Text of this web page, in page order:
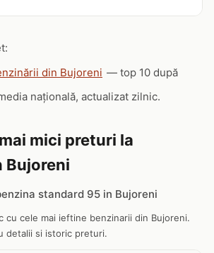
din Bujoreni — top 10 după
națională, actualizat zilnic.
mici preturi la
Bujoreni
standard 95 in Bujoreni
cu cele mai ieftine benzinarii din Bujoreni.
detalii si istoric preturi.